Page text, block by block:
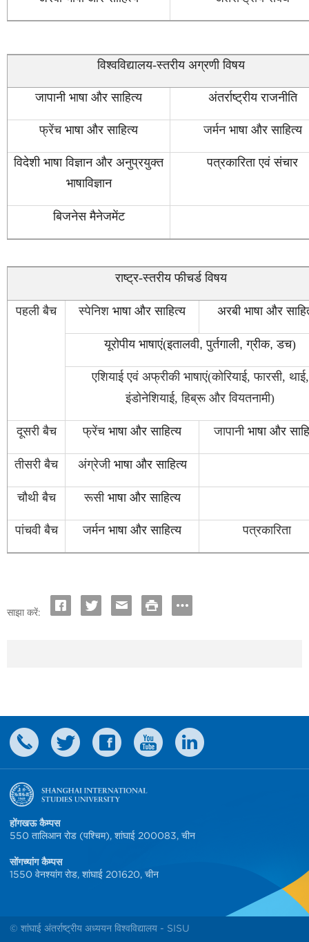
विश्वविद्यालय-स्तरीय अग्रणी विषय
जापानी भाषा और साहित्य अंतर्राष्ट्रीय राजनीति
फ्रेंच भाषा और साहित्य जर्मन भाषा और साहित्य
विदेशी भाषा विज्ञान और अनुप्रयुक्त
भाषाविज्ञान
पत्रकारिता एवं संचार
बिजनेस मैनेजमेंट
राष्ट्र-स्तरीय फीचर्ड विषय
पहली बैच स्पेनिश भाषा और साहित्य अरबी भाषा और
यूरोपीय भाषाएं(इतालवी, पुर्तगाली, ग्रीक, डच)
एशियाई एवं अफ्रीकी भाषाएं(कोरियाई, फारसी, थाई,
इंडोनेशियाई, हिब्रू और वियतनामी)
दूसरी बैच फ्रेंच भाषा और साहित्य जापानी भाषा और
तीसरी बैच अंग्रेजी भाषा और साहित्य
चौथी बैच रूसी भाषा और साहित्य
पांचवी बैच जर्मन भाषा और साहित्य पत्रकारिता
साझा करें:
होंगखऊ कैम्पस
550 तालिआन रोड (पश्चिम), शांघाई 200083, चीन
सोंगच्यांग कैम्पस
1550 वेनश्यांग रोड, शांघाई 201620, चीन
© शांघाई अंतर्राष्ट्रीय अध्ययन विश्वविद्यालय - SISU